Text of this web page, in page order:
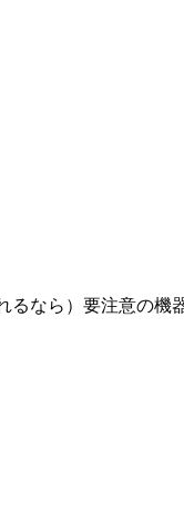
なら）要注意の機